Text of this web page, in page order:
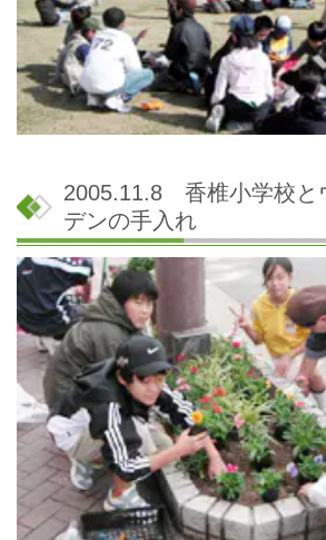
2005.11.8 香椎小学校と
デンの手入れ